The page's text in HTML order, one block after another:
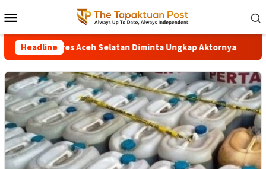
ke
kontenMobile
Headline
Polres Aceh Selatan Diminta Ungkap Aktornya